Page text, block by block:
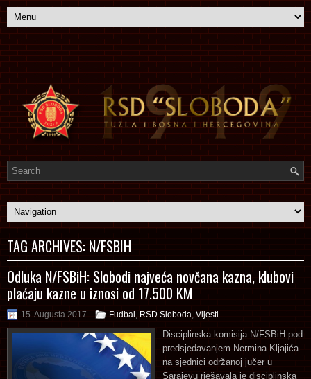
TAG ARCHIVES: N/FSBIH
Odluka N/FSBiH: Slobodi najveća novčana kazna, klubovi
plaćaju kazne u iznosi od 17.500 KM
15. Augusta 2017. Fudbal RSD Sloboda Vijesti
Disciplinska komisija N/FSBiH pod
predsjedavanjem Nermina Kljajića
na sjednici održanoj jučer u
Sarajevu rješavala je disciplinska